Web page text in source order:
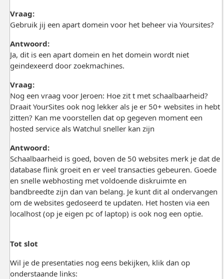
Vraag:
Gebruik jij een apart domein voor het beheer via Yoursites?
Antwoord:
Ja, dit is een apart domein en het domein wordt niet
geindexeerd door zoekmachines.
Vraag:
Nog een vraag voor Jeroen: Hoe zit t met schaalbaarheid?
Draait YourSites ook nog lekker als je er 50+ websites in hebt
zitten? Kan me voorstellen dat op gegeven moment een
hosted service als Watchul sneller kan zijn
Antwoord:
Schaalbaarheid is goed, boven de 50 websites merk je dat de
database flink groeit en er veel transacties gebeuren. Goede
en snelle webhosting met voldoende diskruimte en
bandbreedte zijn dan van belang. Je kunt dit al ondervangen
om de websites gedoseerd te updaten. Het hosten via een
localhost (op je eigen pc of laptop) is ook nog een optie.
Tot slot
Wil je de presentaties nog eens bekijken, klik dan op
onderstaande links: